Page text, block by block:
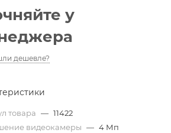
у
дешевле?
товара — 11422
видеокамеры — 4 Мп